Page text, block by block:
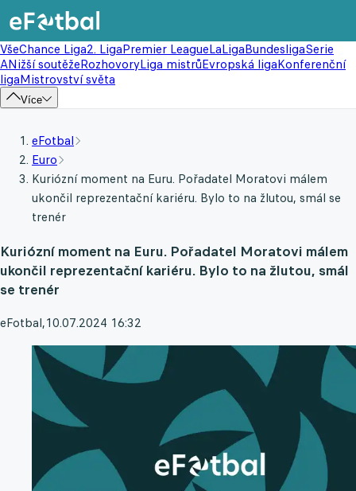
VšeChance Liga2. LigaPremier LeagueLaLigaBundesligaSerie
ANižší soutěžeRozhovoryLiga mistrůEvropská ligaKonferenční
ligaMistrovství světa
Více
eFotbal
Euro
Kuriózní moment na Euru. Pořadatel Moratovi málem
ukončil reprezentační kariéru. Bylo to na žlutou, smál se
trenér
Kuriózní moment na Euru. Pořadatel Moratovi málem
ukončil reprezentační kariéru. Bylo to na žlutou, smál
se trenér
eFotbal,10.07.2024 16:32